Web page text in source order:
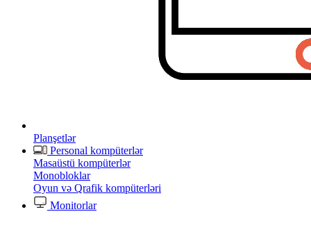
Planşetlər
Personal kompüterlər
Masaüstü kompüterlər
Monobloklar
Oyun və Qrafik kompüterləri
Monitorlar